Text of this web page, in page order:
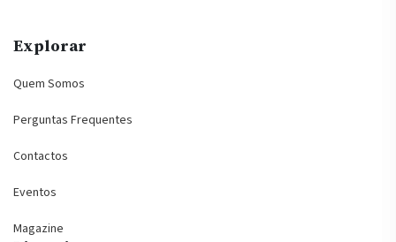
Explorar
Quem Somos
Perguntas Frequentes
Contactos
Eventos
Magazine